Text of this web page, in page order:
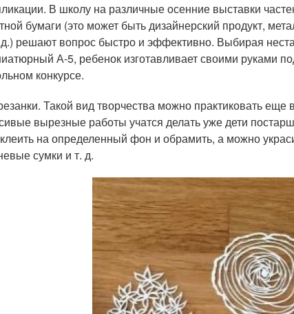
В школу на различные осенние выставки
бумаги (это может быть дизайнерский продукт,
д.) решают вопрос быстро и эффективно. Выбирая
А-5, ребенок изготавливает своими руками
конкурсе.
Такой вид творчества можно практиковать
вырезные работы учатся делать уже дети
на определенный фон и обрамить, а можно
сумки и т. д.